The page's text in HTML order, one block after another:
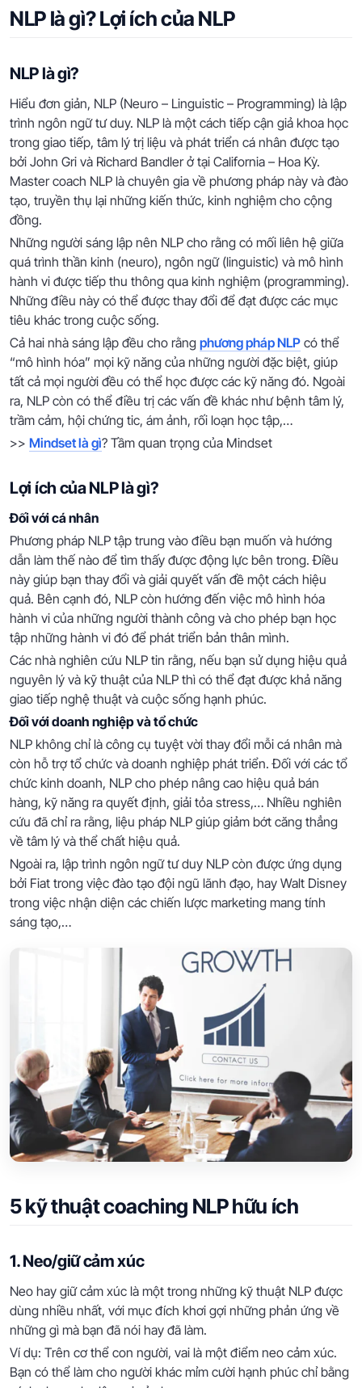
NLP là gì? Lợi ích của NLP
NLP là gì?
Hiểu đơn giản, NLP (Neuro – Linguistic – Programming) là lập
trình ngôn ngữ tư duy. NLP là một cách tiếp cận giả khoa học
trong giao tiếp, tâm lý trị liệu và phát triển cá nhân được tạo
bởi John Gri và Richard Bandler ở tại California – Hoa Kỳ.
Master coach NLP là chuyên gia về phương pháp này và đào
tạo, truyền thụ lại những kiến thức, kinh nghiệm cho cộng
đồng.
Những người sáng lập nên NLP cho rằng có mối liên hệ giữa
quá trình thần kinh (neuro), ngôn ngữ (linguistic) và mô hình
hành vi được tiếp thu thông qua kinh nghiệm (programming).
Những điều này có thể được thay đổi để đạt được các mục
tiêu khác trong cuộc sống.
Cả hai nhà sáng lập đều cho rằng phương pháp NLP có thể
“mô hình hóa” mọi kỹ năng của những người đặc biệt, giúp
tất cả mọi người đều có thể học được các kỹ năng đó. Ngoài
ra, NLP còn có thể điều trị các vấn đề khác như bệnh tâm lý,
trầm cảm, hội chứng tic, ám ảnh, rối loạn học tập,…
>> Mindset là gì? Tầm quan trọng của Mindset
Lợi ích của NLP là gì?
Đối với cá nhân
Phương pháp NLP tập trung vào điều bạn muốn và hướng
dẫn làm thế nào để tìm thấy được động lực bên trong. Điều
này giúp bạn thay đổi và giải quyết vấn đề một cách hiệu
quả. Bên cạnh đó, NLP còn hướng đến việc mô hình hóa
hành vi của những người thành công và cho phép bạn học
tập những hành vi đó để phát triển bản thân mình.
Các nhà nghiên cứu NLP tin rằng, nếu bạn sử dụng hiệu quả
nguyên lý và kỹ thuật của NLP thì có thể đạt được khả năng
giao tiếp nghệ thuật và cuộc sống hạnh phúc.
Đối với doanh nghiệp và tổ chức
NLP không chỉ là công cụ tuyệt vời thay đổi mỗi cá nhân mà
còn hỗ trợ tổ chức và doanh nghiệp phát triển. Đối với các tổ
chức kinh doanh, NLP cho phép nâng cao hiệu quả bán
hàng, kỹ năng ra quyết định, giải tỏa stress,… Nhiều nghiên
cứu đã chỉ ra rằng, liệu pháp NLP giúp giảm bớt căng thẳng
về tâm lý và thể chất hiệu quả.
Ngoài ra, lập trình ngôn ngữ tư duy NLP còn được ứng dụng
bởi Fiat trong việc đào tạo đội ngũ lãnh đạo, hay Walt Disney
trong việc nhận diện các chiến lược marketing mang tính
sáng tạo,…
5 kỹ thuật coaching NLP hữu ích
1. Neo/giữ cảm xúc
Neo hay giữ cảm xúc là một trong những kỹ thuật NLP được
dùng nhiều nhất, với mục đích khơi gợi những phản ứng về
những gì mà bạn đã nói hay đã làm.
Ví dụ: Trên cơ thể con người, vai là một điểm neo cảm xúc.
Bạn có thể làm cho người khác mỉm cười hạnh phúc chỉ bằng